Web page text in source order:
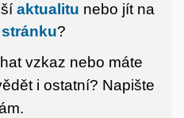
aktualitu nebo jít na
?
vzkaz nebo máte
i ostatní? Napište